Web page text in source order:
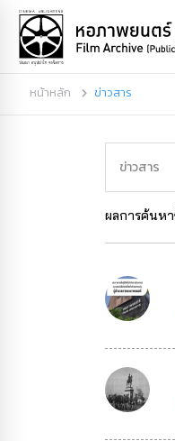
หน้าหลัก ข่าวสาร
ผลการค้นห